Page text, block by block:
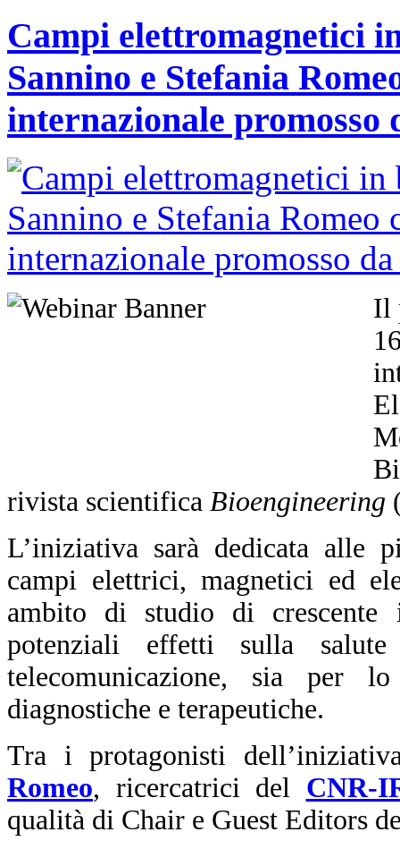
Campi elettromagnetici
Sannino e Stefania
internazionale promosso
Il
rivista scientifica Bioengineering
L’iniziativa sarà dedicata alle
campi elettrici, magnetici ed
ambito di studio di crescente
potenziali effetti sulla
telecomunicazione, sia per
diagnostiche e terapeutiche.
Tra i protagonisti
Romeo, ricercatrici del CNR-
qualità di Chair e Guest Editors